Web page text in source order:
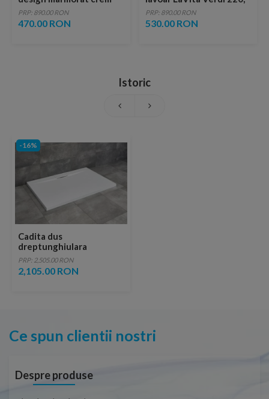
lucios cu vene aurii,
ventil inclus
PRP: 890.00 RON
470.00 RON
fara ventil, brushed
copper
PRP: 890.00 RON
530.00 RON
Istoric
-16%
Cadita dus
dreptunghiulara
Radaway Giaros D 100 x
80 x H4 cm, alb
PRP: 2,505.00 RON
2,105.00 RON
Ce spun clientii nostri
Despre produse